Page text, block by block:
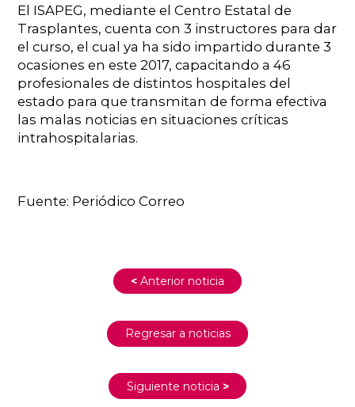
El ISAPEG, mediante el Centro Estatal de
Trasplantes, cuenta con 3 instructores para dar
el curso, el cual ya ha sido impartido durante 3
ocasiones en este 2017, capacitando a 46
profesionales de distintos hospitales del
estado para que transmitan de forma efectiva
las malas noticias en situaciones críticas
intrahospitalarias.
Fuente: Periódico Correo
< Anterior noticia
Regresar a noticias
Siguiente noticia >